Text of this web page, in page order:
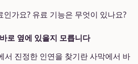
인가요? 유료 기능은 무엇이 있나요?
로 옆에 있을지 모릅니다
서 진정한 인연을 찾기란 사막에서 바